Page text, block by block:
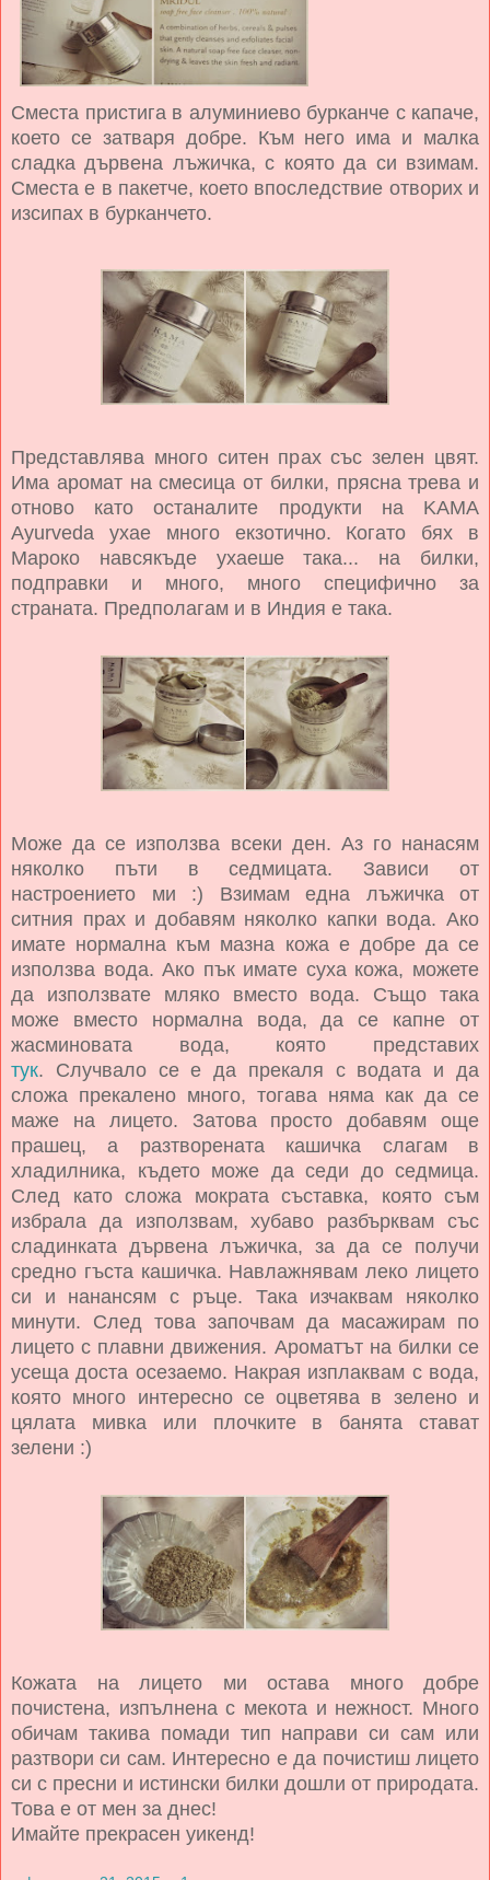
Сместа пристига в алуминиево бурканче с капаче,
което се затваря добре. Към него има и малка
сладка дървена лъжичка, с която да си взимам.
Сместа е в пакетче, което впоследствие отворих и
изсипах в бурканчето.
Представлява много ситен прах със зелен цвят.
Има аромат на смесица от билки, прясна трева и
отново като останалите продукти на KAMA
Ayurveda ухае много екзотично. Когато бях в
Мароко навсякъде ухаеше така... на билки,
подправки и много, много специфично за
страната. Предполагам и в Индия е така.
Може да се използва всеки ден. Аз го нанасям
няколко пъти в седмицата. Зависи от
настроението ми :) Взимам една лъжичка от
ситния прах и добавям няколко капки вода. Ако
имате нормална към мазна кожа е добре да се
използва вода. Ако пък имате суха кожа, можете
да използвате мляко вместо вода. Също така
може вместо нормална вода, да се капне от
жасминовата вода, която представих
тук. Случвало се е да прекаля с водата и да
сложа прекалено много, тогава няма как да се
маже на лицето. Затова просто добавям още
прашец, а разтворената кашичка слагам в
хладилника, където може да седи до седмица.
След като сложа мократа съставка, която съм
избрала да използвам, хубаво разбърквам със
сладинката дървена лъжичка, за да се получи
средно гъста кашичка. Навлажнявам леко лицето
си и нанансям с ръце. Така изчаквам няколко
минути. След това започвам да масажирам по
лицето с плавни движения. Ароматът на билки се
усеща доста осезаемо. Накрая изплаквам с вода,
която много интересно се оцветява в зелено и
цялата мивка или плочките в банята стават
зелени :)
Кожата на лицето ми остава много добре
почистена, изпълнена с мекота и нежност. Много
обичам такива помади тип направи си сам или
разтвори си сам. Интересно е да почистиш лицето
си с пресни и истински билки дошли от природата.
Това е от мен за днес!
Имайте прекрасен уикенд!